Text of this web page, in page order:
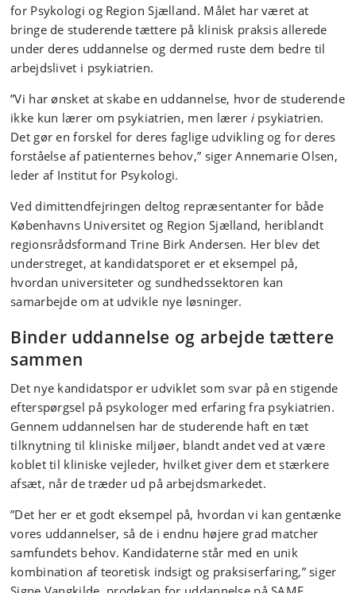
for Psykologi og Region Sjælland. Målet har været at
bringe de studerende tættere på klinisk praksis allerede
under deres uddannelse og dermed ruste dem bedre til
arbejdslivet i psykiatrien.
”Vi har ønsket at skabe en uddannelse, hvor de studerende
ikke kun lærer om psykiatrien, men lærer ipsykiatrien.
Det gør en forskel for deres faglige udvikling og for deres
forståelse af patienternes behov,” siger Annemarie Olsen,
leder af Institut for Psykologi.
Ved dimittendfejringen deltog repræsentanter for både
Københavns Universitet og Region Sjælland, heriblandt
regionsrådsformand Trine Birk Andersen. Her blev det
understreget, at kandidatsporet er et eksempel på,
hvordan universiteter og sundhedssektoren kan
samarbejde om at udvikle nye løsninger.
Binder uddannelse og arbejde tættere
sammen
Det nye kandidatspor er udviklet som svar på en stigende
efterspørgsel på psykologer med erfaring fra psykiatrien.
Gennem uddannelsen har de studerende haft en tæt
tilknytning til kliniske miljøer, blandt andet ved at være
koblet til kliniske vejleder, hvilket giver dem et stærkere
afsæt, når de træder ud på arbejdsmarkedet.
”Det her er et godt eksempel på, hvordan vi kan gentænke
vores uddannelser, så de i endnu højere grad matcher
samfundets behov. Kandidaterne står med en unik
kombination af teoretisk indsigt og praksiserfaring,” siger